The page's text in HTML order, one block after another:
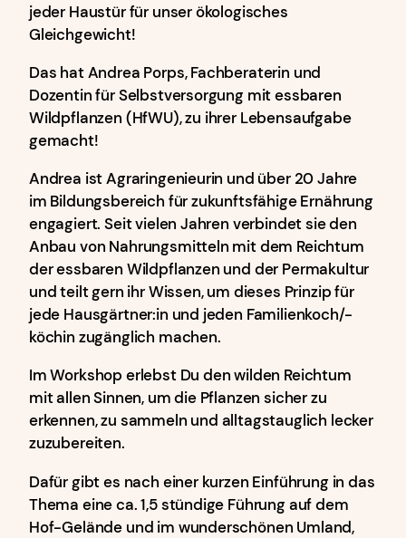
jeder Haustür für unser ökologisches
Gleichgewicht!
Das hat Andrea Porps, Fachberaterin und
Dozentin für Selbstversorgung mit essbaren
Wildpflanzen (HfWU), zu ihrer Lebensaufgabe
gemacht!
Andrea ist Agraringenieurin und über 20 Jahre
im Bildungsbereich für zukunftsfähige Ernährung
engagiert. Seit vielen Jahren verbindet sie den
Anbau von Nahrungsmitteln mit dem Reichtum
der essbaren Wildpflanzen und der Permakultur
und teilt gern ihr Wissen, um dieses Prinzip für
jede Hausgärtner:in und jeden Familienkoch/-
köchin zugänglich machen.
Im Workshop erlebst Du den wilden Reichtum
mit allen Sinnen, um die Pflanzen sicher zu
erkennen, zu sammeln und alltagstauglich lecker
zuzubereiten.
Dafür gibt es nach einer kurzen Einführung in das
Thema eine ca. 1,5 stündige Führung auf dem
Hof-Gelände und im wunderschönen Umland,